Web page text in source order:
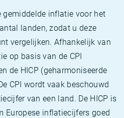
gemiddelde inflatie voor het
landen, zodat u deze
vergelijken. Afhankelijk van
op basis van de CPI
de HICP (geharmoniseerde
CPI wordt vaak beschouwd
van een land. De HICP is
Europese inflatiecijfers goed